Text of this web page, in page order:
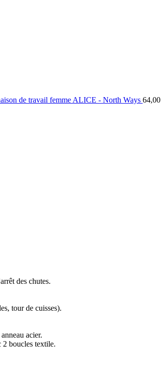
de travail femme ALICE - North Ways 64,00
des chutes.
tour de cuisses).
acier.
2 boucles textile.